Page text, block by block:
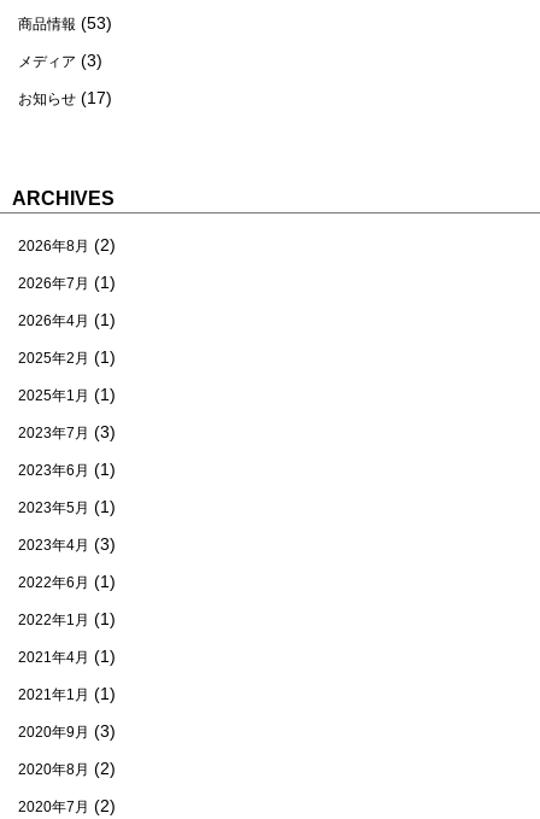
商品情報 (53)
メディア (3)
お知らせ (17)
ARCHIVES
2026年8月 (2)
2026年7月 (1)
2026年4月 (1)
2025年2月 (1)
2025年1月 (1)
2023年7月 (3)
2023年6月 (1)
2023年5月 (1)
2023年4月 (3)
2022年6月 (1)
2022年1月 (1)
2021年4月 (1)
2021年1月 (1)
2020年9月 (3)
2020年8月 (2)
2020年7月 (2)